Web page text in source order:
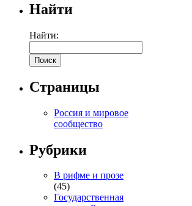
Найти
Найти:
Страницы
Россия и мировое
сообщество
Рубрики
В рифме и прозе
(45)
Государственная